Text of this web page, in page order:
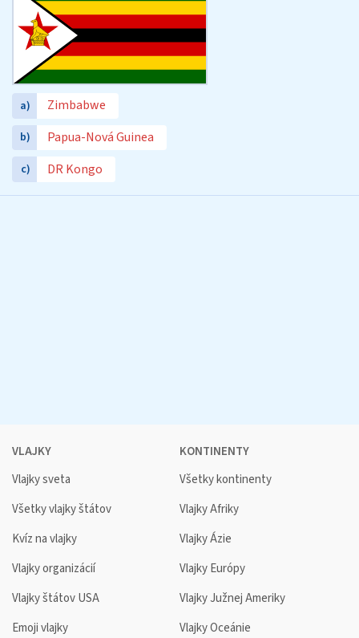
a) Zimbabwe
b) Papua-Nová Guinea
c) DR Kongo
VLAJKY
Vlajky sveta
Všetky vlajky štátov
Kvíz na vlajky
Vlajky organizácií
Vlajky štátov USA
Emoji vlajky
KONTINENTY
Všetky kontinenty
Vlajky Afriky
Vlajky Ázie
Vlajky Európy
Vlajky Južnej Ameriky
Vlajky Oceánie